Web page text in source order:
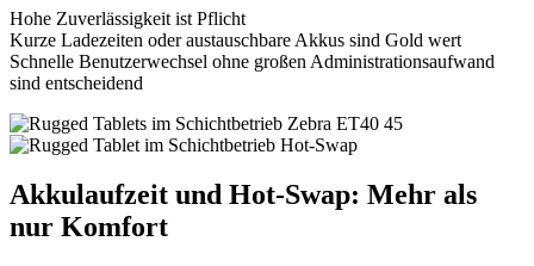
Hohe Zuverlässigkeit ist Pflicht
Kurze Ladezeiten oder austauschbare Akkus sind Gold wert
Schnelle Benutzerwechsel ohne großen Administrationsaufwand
sind entscheidend
Akkulaufzeit und Hot-Swap: Mehr als
nur Komfort